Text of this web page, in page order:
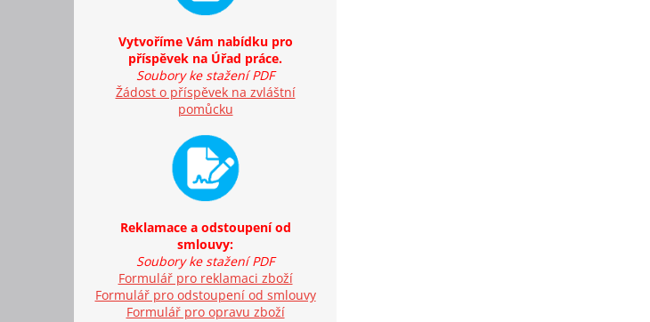
Vytvoříme Vám nabídku pro
příspěvek na Úřad práce.
Soubory ke stažení PDF
Žádost o příspěvek na zvláštní
pomůcku
Reklamace a odstoupení od
smlouvy:
Soubory ke stažení PDF
Formulář pro reklamaci zboží
Formulář pro odstoupení od smlouvy
Formulář pro opravu zboží